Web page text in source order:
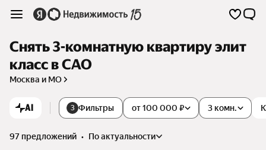
Снять 3-комнатную квартиру элит
класс в САО
Москва и МО
AI 3 Фильтры от 100 000 ₽ 3 комн.
97 предложений •
по актуальности